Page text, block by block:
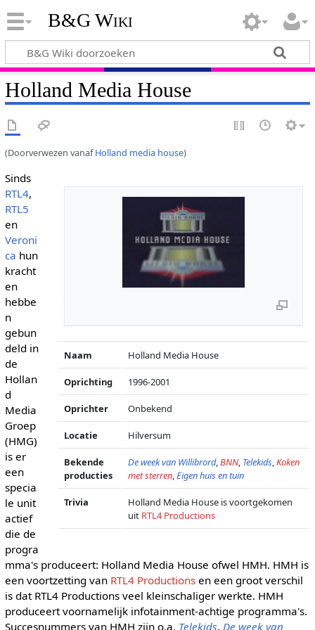
B&G Wiki
Holland Media House
(Doorverwezen vanafHolland media house)
Naam Holland Media House
Oprichting 1996-2001
Oprichter Onbekend
Locatie Hilversum
Bekende
producties
De week van Willibrord,BNN, Telekids,Koken
met sterren,Eigen huis en tuin
Trivia
Holland Media House is voortgekomen
uit RTL4 Productions
Sinds
RTL4,
RTL5
en
Veroni
ca hun
kracht
en
hebbe
n
gebun
deld in
de
Hollan
d
Media
Groep
(HMG)
is er
een
specia
le unit
actief
die de
progra
mma's produceert: Holland Media House ofwel HMH. HMH is
een voortzetting van RTL4 Productionsen een groot verschil
is dat RTL4 Productions veel kleinschaliger werkte. HMH
produceert voornamelijk infotainment-achtige programma's.
Succesnummers van HMH zijn o.a. Telekids, De week van